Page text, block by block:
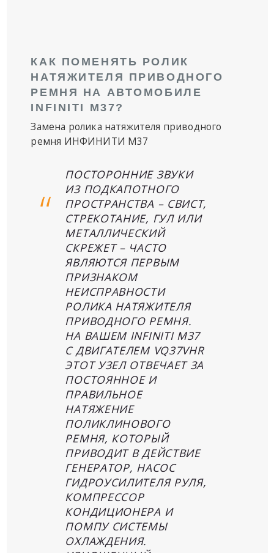
КАК ПОМЕНЯТЬ РОЛИК
НАТЯЖИТЕЛЯ ПРИВОДНОГО
РЕМНЯ НА АВТОМОБИЛЕ
INFINITI M37?
Замена ролика натяжителя приводного
ремня ИНФИНИТИ M37
ПОСТОРОННИЕ ЗВУКИ
ИЗ ПОДКАПОТНОГО
ПРОСТРАНСТВА – СВИСТ,
СТРЕКОТАНИЕ, ГУЛ ИЛИ
МЕТАЛЛИЧЕСКИЙ
СКРЕЖЕТ – ЧАСТО
ЯВЛЯЮТСЯ ПЕРВЫМ
ПРИЗНАКОМ
НЕИСПРАВНОСТИ
РОЛИКА НАТЯЖИТЕЛЯ
ПРИВОДНОГО РЕМНЯ.
НА ВАШЕМ INFINITI M37
С ДВИГАТЕЛЕМ VQ37VHR
ЭТОТ УЗЕЛ ОТВЕЧАЕТ ЗА
ПОСТОЯННОЕ И
ПРАВИЛЬНОЕ
НАТЯЖЕНИЕ
ПОЛИКЛИНОВОГО
РЕМНЯ, КОТОРЫЙ
ПРИВОДИТ В ДЕЙСТВИЕ
ГЕНЕРАТОР, НАСОС
ГИДРОУСИЛИТЕЛЯ РУЛЯ,
КОМПРЕССОР
КОНДИЦИОНЕРА И
ПОМПУ СИСТЕМЫ
ОХЛАЖДЕНИЯ.